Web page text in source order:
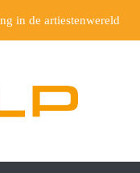
in de artiestenwereld